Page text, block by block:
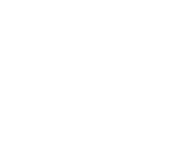
Dorong